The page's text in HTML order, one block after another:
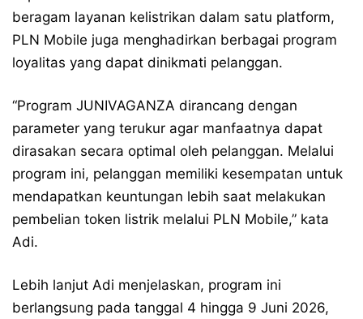
beragam layanan kelistrikan dalam satu platform,
PLN Mobile juga menghadirkan berbagai program
loyalitas yang dapat dinikmati pelanggan.
“Program JUNIVAGANZA dirancang dengan
parameter yang terukur agar manfaatnya dapat
dirasakan secara optimal oleh pelanggan. Melalui
program ini, pelanggan memiliki kesempatan untuk
mendapatkan keuntungan lebih saat melakukan
pembelian token listrik melalui PLN Mobile,” kata
Adi.
Lebih lanjut Adi menjelaskan, program ini
berlangsung pada tanggal 4 hingga 9 Juni 2026,